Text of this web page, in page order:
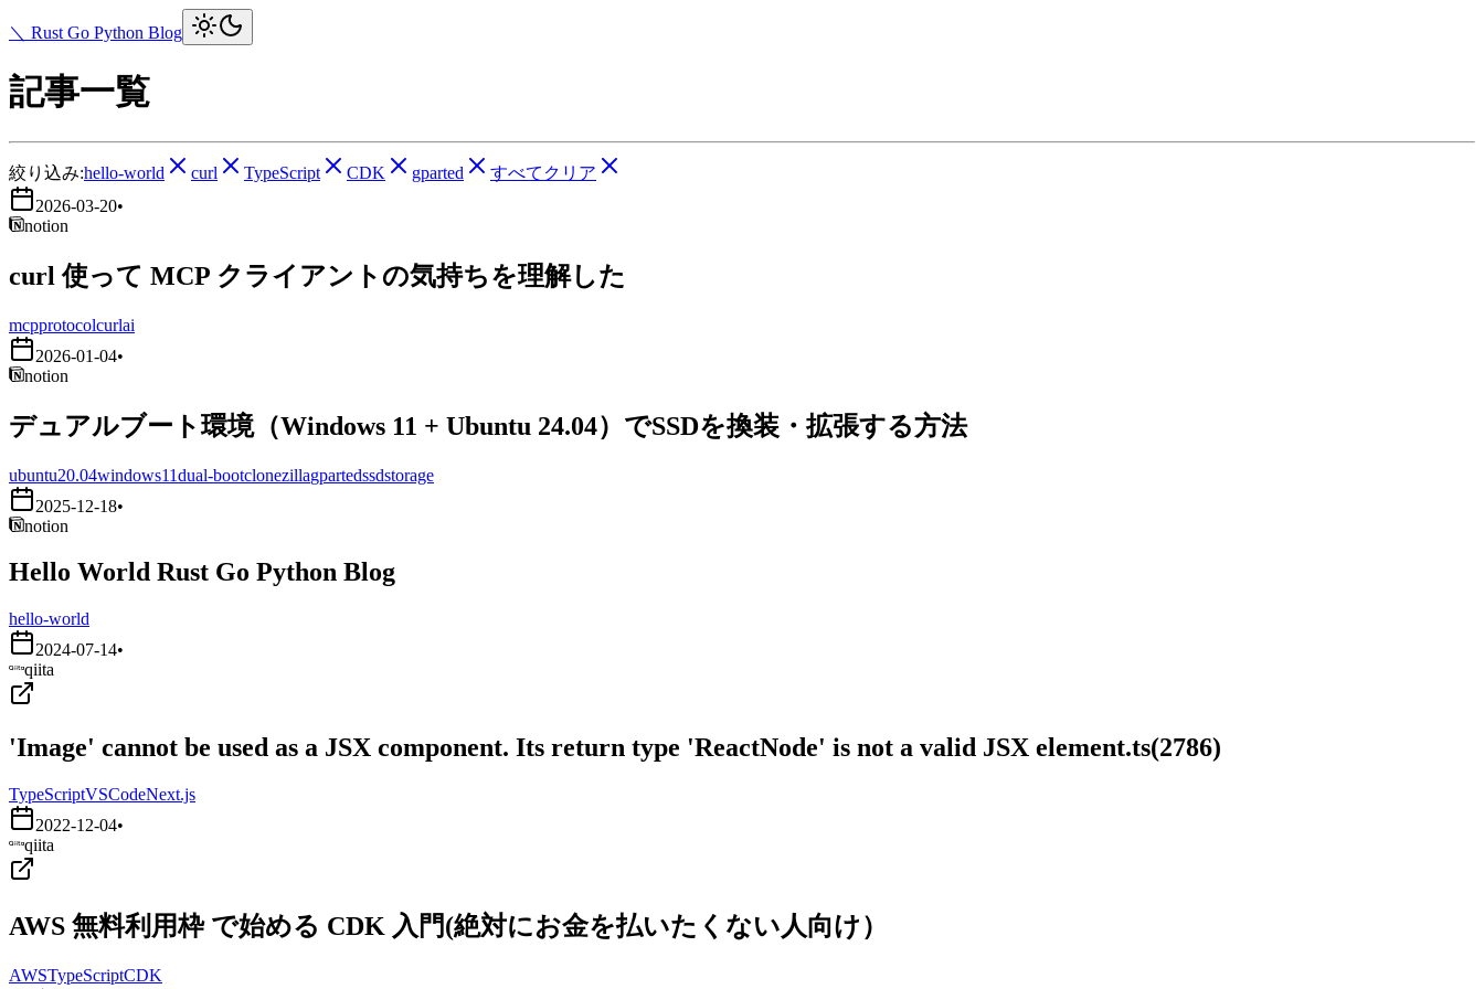
＼ Rust Go Python Blog
記事一覧
絞り込み:hello-world curl TypeScript CDK gparted
すべてクリア
2026-03-20•
notion
curl 使って MCP クライアントの気持ちを理解した
mcpprotocolcurlai
2026-01-04•
notion
デュアルブート環境（Windows 11 + Ubuntu 24.04）でSSDを換装・拡張する方法
ubuntu20.04windows11dual-bootclonezillagpartedssdstorage
2025-12-18•
notion
Hello World Rust Go Python Blog
hello-world
2024-07-14•
qiita
'Image' cannot be used as a JSX component. Its return type 'ReactNode' is not a valid JSX element.ts(2786)
TypeScriptVSCodeNext.js
2022-12-04•
qiita
AWS 無料利用枠 で始める CDK 入門(絶対にお金を払いたくない人向け）
AWSTypeScriptCDK